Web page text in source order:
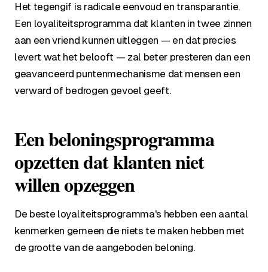
Het tegengif is radicale eenvoud en transparantie.
Een loyaliteitsprogramma dat klanten in twee zinnen
aan een vriend kunnen uitleggen — en dat precies
levert wat het belooft — zal beter presteren dan een
geavanceerd puntenmechanisme dat mensen een
verward of bedrogen gevoel geeft.
Een beloningsprogramma
opzetten dat klanten niet
willen opzeggen
De beste loyaliteitsprogramma's hebben een aantal
kenmerken gemeen die niets te maken hebben met
de grootte van de aangeboden beloning.